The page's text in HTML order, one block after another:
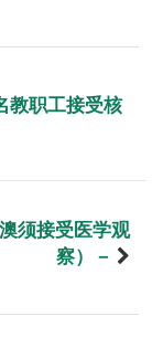
教职工接受核
须接受医学观
察）－